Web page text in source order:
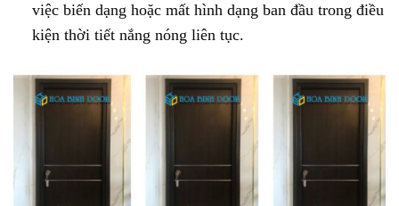
việc biến dạng hoặc mất hình dạng ban đầu trong điều
kiện thời tiết nắng nóng liên tục.